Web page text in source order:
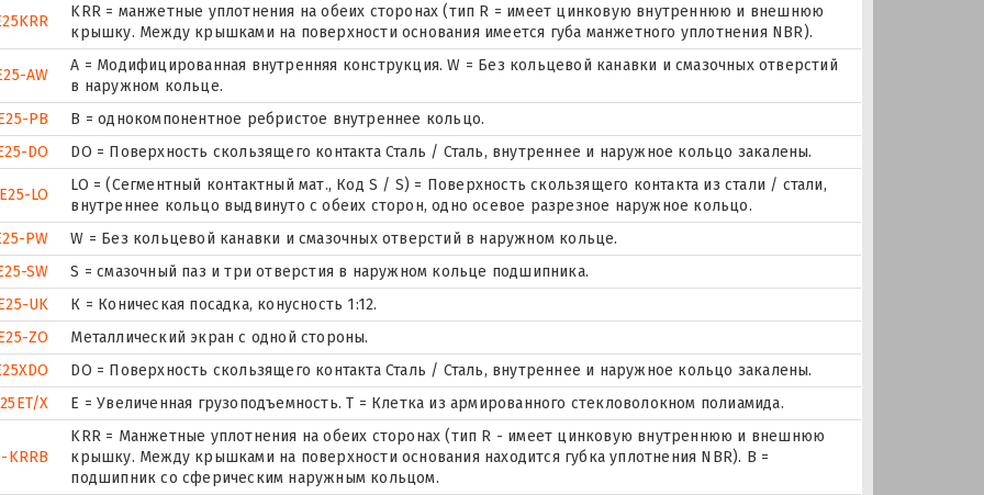
KRR = манжетные уплотнения на обеих сторонах (тип R = имеет цинковую внутреннюю и внешнюю
крышку. Между крышками на поверхности основания имеется губа манжетного уплотнения NBR).
AW
A = Модифицированная внутренняя конструкция. W = Без кольцевой канавки и смазочных отверстий
в наружном кольце.
PB
B = однокомпонентное ребристое внутреннее кольцо.
DO
DO = Поверхность скользящего контакта Сталь / Сталь, внутреннее и наружное кольцо закалены.
LO
LO = (Сегментный контактный мат., Код S / S) = Поверхность скользящего контакта из стали / стали,
внутреннее кольцо выдвинуто с обеих сторон, одно осевое разрезное наружное кольцо.
PW
W = Без кольцевой канавки и смазочных отверстий в наружном кольце.
SW
S = смазочный паз и три отверстия в наружном кольце подшипника.
UK
К = Коническая посадка, конусность 1:12.
ZO
Металлический экран с одной стороны.
DO = Поверхность скользящего контакта Сталь / Сталь, внутреннее и наружное кольцо закалены.
X
E = Увеличенная грузоподъемность. T = Клетка из армированного стекловолокном полиамида.
KRRB
KRR = Манжетные уплотнения на обеих сторонах (тип R - имеет цинковую внутреннюю и внешнюю
крышку. Между крышками на поверхности основания находится губка уплотнения NBR). B =
подшипник со сферическим наружным кольцом.